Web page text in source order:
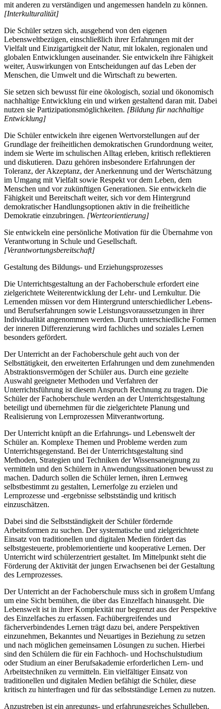
mit anderen zu verständigen und angemessen handeln zu können.
[Interkulturalität]
Die Schüler setzen sich, ausgehend von den eigenen
Lebensweltbezügen, einschließlich ihrer Erfahrungen mit der
Vielfalt und Einzigartigkeit der Natur, mit lokalen, regionalen und
globalen Entwicklungen auseinander. Sie entwickeln ihre Fähigkeit
weiter, Auswirkungen von Entscheidungen auf das Leben der
Menschen, die Umwelt und die Wirtschaft zu bewerten.
Sie setzen sich bewusst für eine ökologisch, sozial und ökonomisch
nachhaltige Entwicklung ein und wirken gestaltend daran mit. Dabei
nutzen sie Partizipationsmöglichkeiten. [Bildung für nachhaltige
Entwicklung]
Die Schüler entwickeln ihre eigenen Wertvorstellungen auf der
Grundlage der freiheitlichen demokratischen Grundordnung weiter,
indem sie Werte im schulischen Alltag erleben, kritisch reflektieren
und diskutieren. Dazu gehören insbesondere Erfahrungen der
Toleranz, der Akzeptanz, der Anerkennung und der Wertschätzung
im Umgang mit Vielfalt sowie Respekt vor dem Leben, dem
Menschen und vor zukünftigen Generationen. Sie entwickeln die
Fähigkeit und Bereitschaft weiter, sich vor dem Hintergrund
demokratischer Handlungsoptionen aktiv in die freiheitliche
Demokratie einzubringen. [Werteorientierung]
Sie entwickeln eine persönliche Motivation für die Übernahme von
Verantwortung in Schule und Gesellschaft.
[Verantwortungsbereitschaft]
Gestaltung des Bildungs- und Erziehungsprozesses
Die Unterrichtsgestaltung an der Fachoberschule erfordert eine
zielgerichtete Weiterentwicklung der Lehr- und Lernkultur. Die
Lernenden müssen vor dem Hintergrund unterschiedlicher Lebens-
und Berufserfahrungen sowie Leistungsvoraussetzungen in ihrer
Individualität angenommen werden. Durch unterschiedliche Formen
der inneren Differenzierung wird fachliches und soziales Lernen
besonders gefördert.
Der Unterricht an der Fachoberschule geht auch von der
Selbsttätigkeit, den erweiterten Erfahrungen und dem zunehmenden
Abstraktionsvermögen der Schüler aus. Durch eine gezielte
Auswahl geeigneter Methoden und Verfahren der
Unterrichtsführung ist diesem Anspruch Rechnung zu tragen. Die
Schüler der Fachoberschule werden an der Unterrichtsgestaltung
beteiligt und übernehmen für die zielgerichtete Planung und
Realisierung von Lernprozessen Mitverantwortung.
Der Unterricht knüpft an die Erfahrungs- und Lebenswelt der
Schüler an. Komplexe Themen und Probleme werden zum
Unterrichtsgegenstand. Bei der Unterrichtsgestaltung sind
Methoden, Strategien und Techniken der Wissensaneignung zu
vermitteln und den Schülern in Anwendungssituationen bewusst zu
machen. Dadurch sollen die Schüler lernen, ihren Lernweg
selbstbestimmt zu gestalten, Lernerfolge zu erzielen und
Lernprozesse und -ergebnisse selbstständig und kritisch
einzuschätzen.
Dabei sind die Selbstständigkeit der Schüler fördernde
Arbeitsformen zu suchen. Der systematische und zielgerichtete
Einsatz von traditionellen und digitalen Medien fördert das
selbstgesteuerte, problemorientierte und kooperative Lernen. Der
Unterricht wird schülerzentriert gestaltet. Im Mittelpunkt steht die
Förderung der Aktivität der jungen Erwachsenen bei der Gestaltung
des Lernprozesses.
Der Unterricht an der Fachoberschule muss sich in großem Umfang
um eine Sicht bemühen, die über das Einzelfach hinausgeht. Die
Lebenswelt ist in ihrer Komplexität nur begrenzt aus der Perspektive
des Einzelfaches zu erfassen. Fachübergreifendes und
fächerverbindendes Lernen trägt dazu bei, andere Perspektiven
einzunehmen, Bekanntes und Neuartiges in Beziehung zu setzen
und nach möglichen gemeinsamen Lösungen zu suchen. Hierbei
sind den Schülern die für ein Fachhoch- und Hochschulstudium
oder Studium an einer Berufsakademie erforderlichen Lern- und
Arbeitstechniken zu vermitteln. Ein vielfältiger Einsatz von
traditionellen und digitalen Medien befähigt die Schüler, diese
kritisch zu hinterfragen und für das selbstständige Lernen zu nutzen.
Anzustreben ist ein anregungs- und erfahrungsreiches Schulleben,